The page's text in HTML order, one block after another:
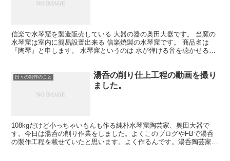
信楽で水琴窟を製造販売している 大器の器の奥田大器です。 当窯の
水琴窟は室内に簡易設置出来る 信楽焼製の水琴窟です。 商品名は
『陶琴』と申します。 水琴窟というのは 水が弾ける音を聴かせる物
日々の制作のこと
湯呑の削り仕上工程の動画を撮り
ました。
108kgだけど小っちゃいもんも作る純朴水琴窟陶芸家、奥田大器で
す。今日は湯呑の削り作業をしました。よくこのブログやFBで湯呑
の製作工程を載せていたと思います。よく作るんです。湯呑陶芸家と